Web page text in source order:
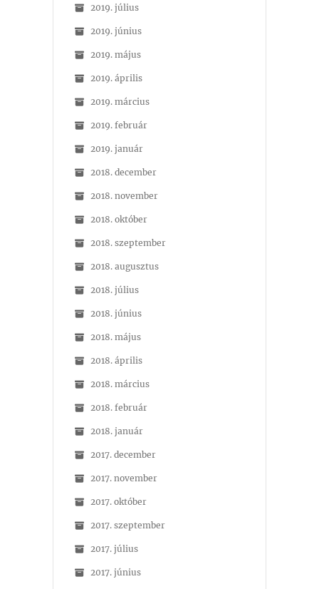
2019. július
2019. június
2019. május
2019. április
2019. március
2019. február
2019. január
2018. december
2018. november
2018. október
2018. szeptember
2018. augusztus
2018. július
2018. június
2018. május
2018. április
2018. március
2018. február
2018. január
2017. december
2017. november
2017. október
2017. szeptember
2017. július
2017. június